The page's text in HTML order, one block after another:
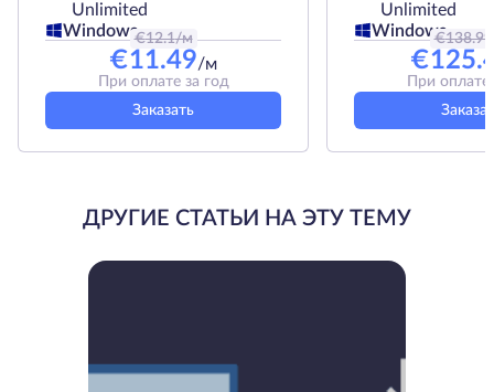
Unlimited
Windows€12.1/м
€11.49/м
При оплате за год
Заказать
Unlimited
Windows
€138.99
€
При оплате
ДРУГИЕ СТАТЬИ НА ЭТУ ТЕМУ